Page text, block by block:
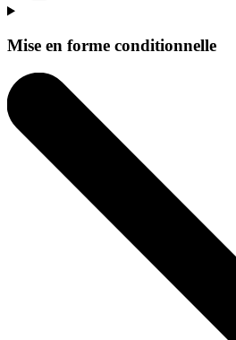
Mise en forme conditionnelle